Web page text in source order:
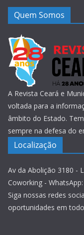
Quem Somos
A Revista Ceará e
voltada para a
âmbito do Estado.
sempre na defesa do
Localização
Av da Abolição 3180 -
Coworking -
Siga nossas redes
oportunidades em